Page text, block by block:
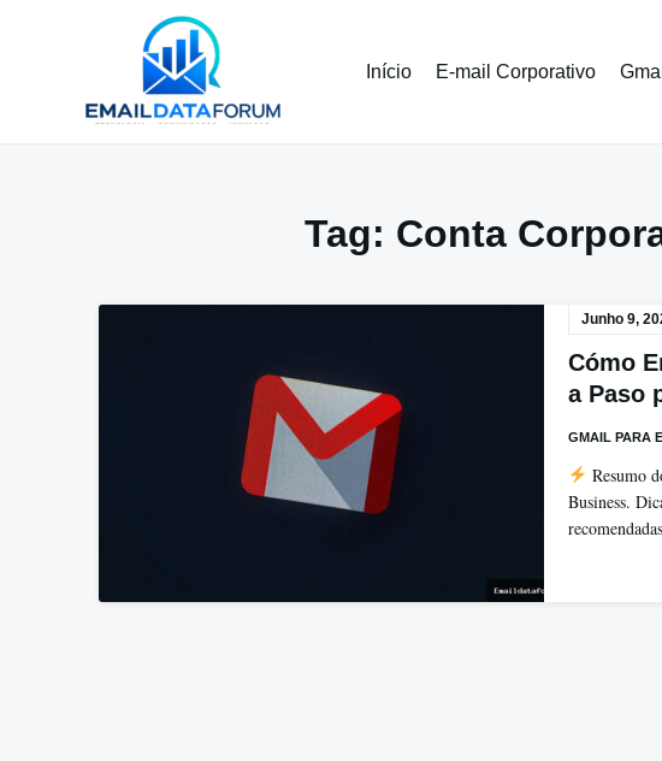
Início E-mail Corporativo
Tag: Conta
Junho 9,
Cómo
a Paso
GMAIL PARA
Resumo
Business.